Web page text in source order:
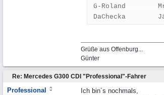
G-Roland
DaChecka
Grüße aus Offenburg...
Günter
Re: Mercedes G300 CDI "Professional"-Fahrer
Professional
Ich bin´s nochmals,